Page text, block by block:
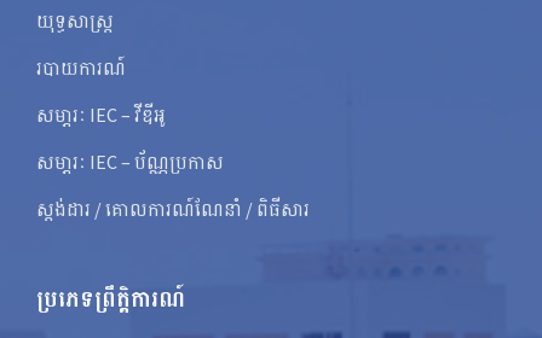
យុទ្ធសាស្ត្រ
របាយការណ៍
សមា្ភរៈ IEC – វីឌីអូ
សមា្ភរៈ IEC – ប័ណ្ណប្រកាស
ស្តង់ដារ / គោលការណ៍ណែនាំ / ពិធីសារ
ប្រភេទព្រឹត្តិការណ៍